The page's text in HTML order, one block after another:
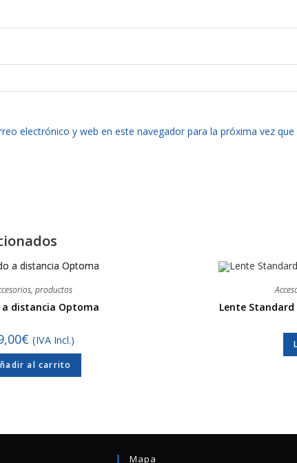
electrónico y web en este navegador para la próxima vez
, productos
a distancia Optoma
€ (IVA Incl.)
al carrito
Lente Standard
Mapa